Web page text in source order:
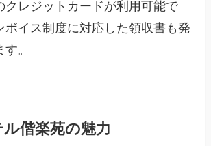
クレジットカードが利用可能で
ボイス制度に対応した領収書も発
。
偕楽苑の魅力